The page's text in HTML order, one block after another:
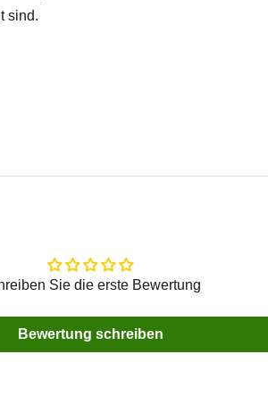
sind.
Sie die erste Bewertung
Bewertung schreiben